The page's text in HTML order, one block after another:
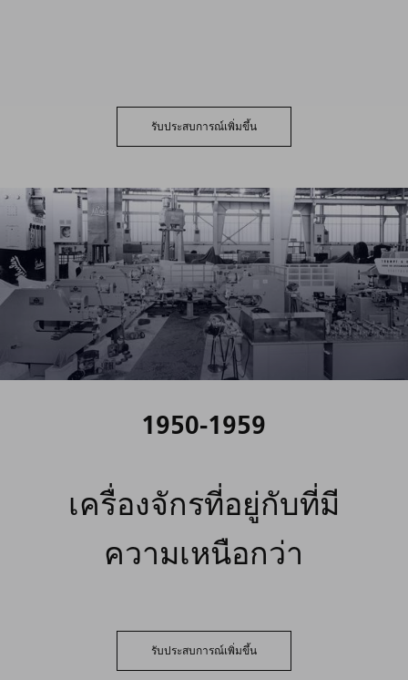
รับประสบการณ์เพิ่มขึ้น
1950-1959
เครื่องจักรที่อยู่กับที่มี
ความเหนือกว่า
รับประสบการณ์เพิ่มขึ้น